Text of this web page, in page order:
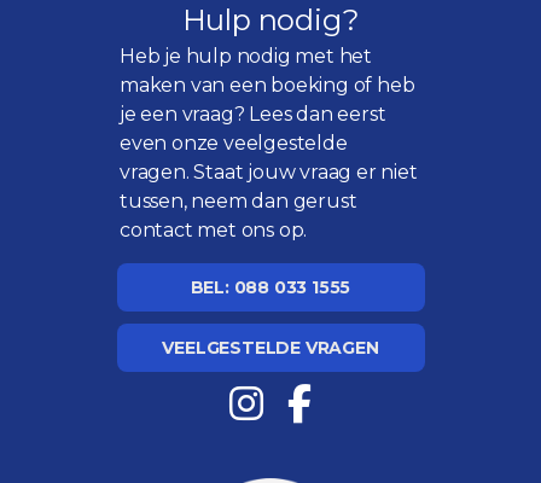
Hulp nodig?
Heb je hulp nodig met het
maken van een boeking of heb
je een vraag? Lees dan eerst
even onzeveelgestelde
vragen. Staat jouw vraag er niet
tussen, neem dan gerust
contact met ons op.
BEL: 088 033 1555
VEELGESTELDE VRAGEN